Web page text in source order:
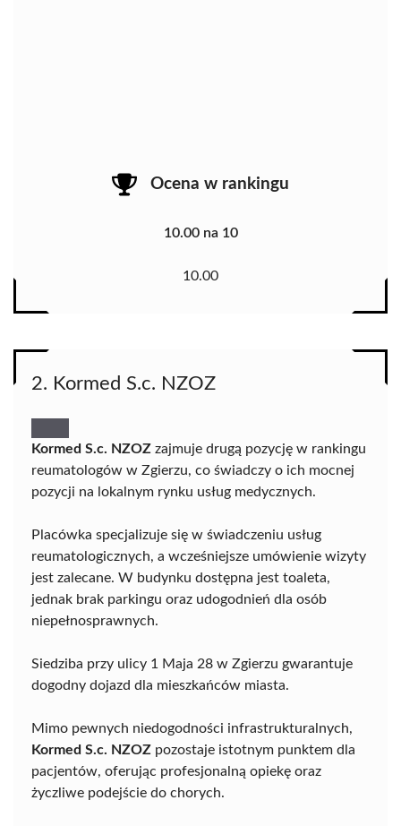
Ocena w rankingu
10.00 na 10
10.00
2. Kormed S.c. NZOZ
Kormed S.c. NZOZ zajmuje drugą pozycję w rankingu
reumatologów w Zgierzu, co świadczy o ich mocnej
pozycji na lokalnym rynku usług medycznych.
Placówka specjalizuje się w świadczeniu usług
reumatologicznych, a wcześniejsze umówienie wizyty
jest zalecane. W budynku dostępna jest toaleta,
jednak brak parkingu oraz udogodnień dla osób
niepełnosprawnych.
Siedziba przy ulicy 1 Maja 28 w Zgierzu gwarantuje
dogodny dojazd dla mieszkańców miasta.
Mimo pewnych niedogodności infrastrukturalnych,
Kormed S.c. NZOZ pozostaje istotnym punktem dla
pacjentów, oferując profesjonalną opiekę oraz
życzliwe podejście do chorych.